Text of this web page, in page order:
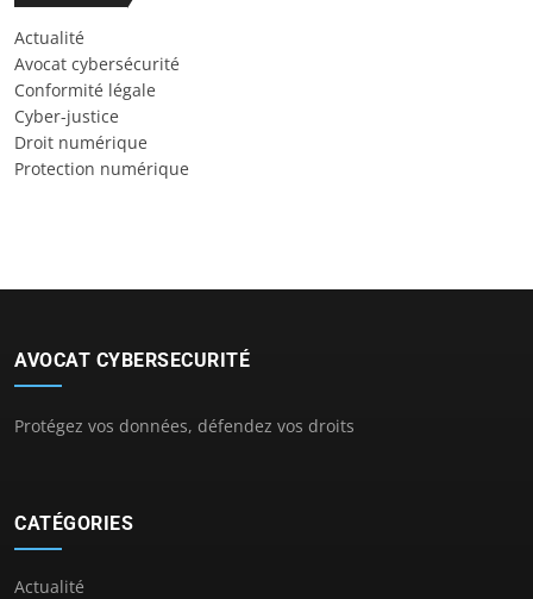
Actualité
Avocat cybersécurité
Conformité légale
Cyber-justice
Droit numérique
Protection numérique
AVOCAT CYBERSECURITÉ
Protégez vos données, défendez vos droits
CATÉGORIES
Actualité